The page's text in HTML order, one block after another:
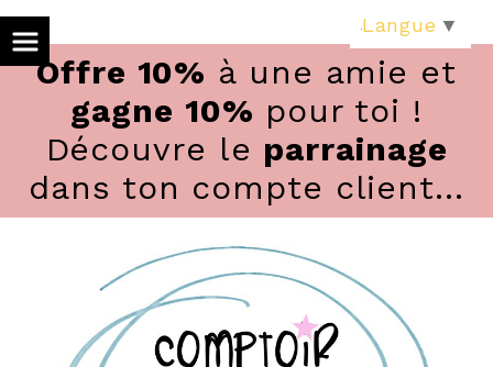
Offre 10% à une amie et
gagne 10% pour toi !
Découvre le parrainage
dans ton compte client...
Langue ▼